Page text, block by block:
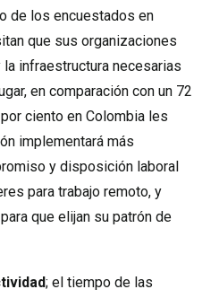
de los encuestados en
que sus organizaciones
infraestructura necesarias
en comparación con un 72
ciento en Colombia les
implementará más
y disposición laboral
para trabajo remoto, y
que elijan su patrón de
; el tiempo de las